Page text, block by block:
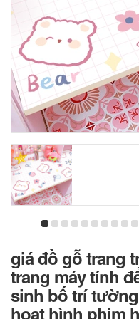
giá đồ gỗ trang
trang máy tính
sinh bố trí
hoạt hình phim